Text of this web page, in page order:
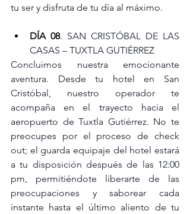
tu ser y disfruta de tu día al máximo.
DÍA 08. SAN CRISTÓBAL DE LAS
CASAS – TUXTLA GUTIÉRREZ
Concluimos nuestra emocionante
aventura. Desde tu hotel en San
Cristóbal, nuestro operador te
acompaña en el trayecto hacia el
aeropuerto de Tuxtla Gutiérrez. No te
preocupes por el proceso de check
out; el guarda equipaje del hotel estará
a tu disposición después de las 12:00
pm, permitiéndote liberarte de las
preocupaciones y saborear cada
instante hasta el último aliento de tu